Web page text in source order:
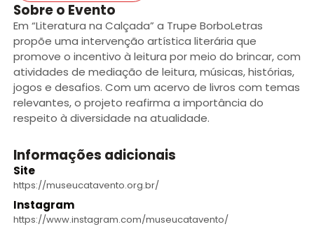
Sobre o Evento
Em “Literatura na Calçada” a Trupe BorboLetras
propõe uma intervenção artística literária que
promove o incentivo à leitura por meio do brincar, com
atividades de mediação de leitura, músicas, histórias,
jogos e desafios. Com um acervo de livros com temas
relevantes, o projeto reafirma a importância do
respeito à diversidade na atualidade.
Informações adicionais
Site
https://museucatavento.org.br/
Instagram
https://www.instagram.com/museucatavento/